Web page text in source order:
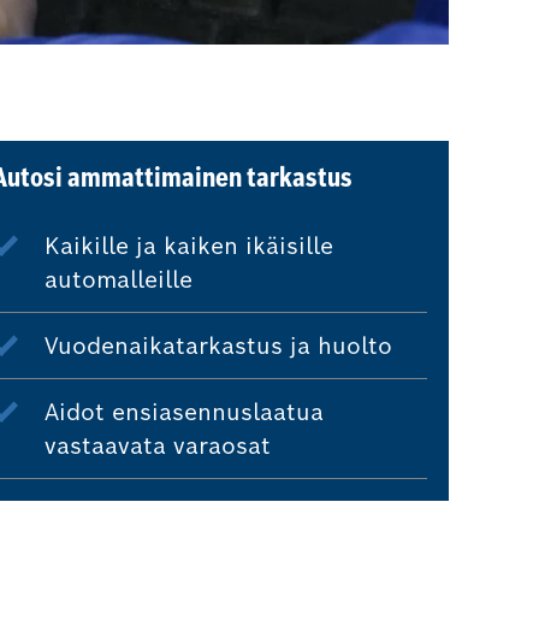
ammattimainen tarkastus
Kaikille ja kaiken ikäisille
automalleille
Vuodenaikatarkastus ja huolto
Aidot ensiasennuslaatua
vastaavata varaosat